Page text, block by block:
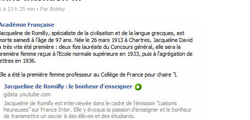
à 13 h 25 min • Par Bobby